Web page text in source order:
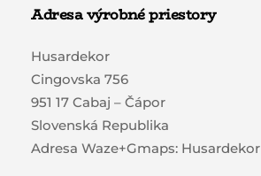
Adresa výrobné priestory
Husardekor
Cingovska 756
951 17 Cabaj – Čápor
Slovenská Republika
Adresa Waze+Gmaps: Husardekor